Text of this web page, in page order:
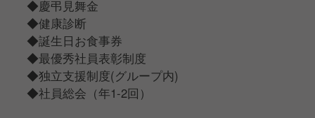
◆慶弔見舞金
◆健康診断
◆誕生日お食事券
◆最優秀社員表彰制度
◆独立支援制度(グループ内)
◆社員総会（年1-2回）